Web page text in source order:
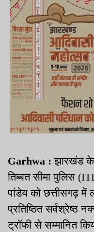
Garhwa :झारखंड के
तिब्बत सीमा पुलिस
पांडेय को छत्तीसगढ़
प्रतिष्ठित सर्वश्रेष्ठ
ट्रॉफी से सम्मानित